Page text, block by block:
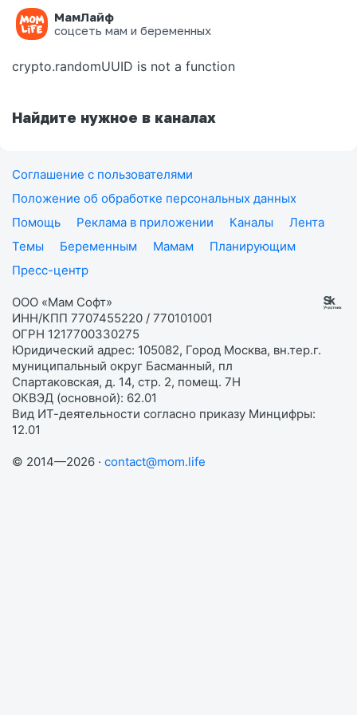
МамЛайф
соцсеть мам и беременных
Ошибка на странице
crypto.randomUUID is not a function
Найдите нужное в каналах
Соглашение с пользователями
Положение об обработке персональных данных
Помощь
Реклама в приложении Каналы
Лента
Темы
Беременным Мамам
Планирующим
Пресс-центр
ООО «Мам Софт»
ИНН/КПП 7707455220 / 770101001
ОГРН 1217700330275
Юридический адрес: 105082, Город Москва, вн.тер.г.
муниципальный округ Басманный, пл
Спартаковская, д. 14, стр. 2, помещ. 7Н
ОКВЭД (основной): 62.01
Вид ИТ-деятельности согласно приказу Минцифры:
12.01
© 2014—2026 · contact@mom.life